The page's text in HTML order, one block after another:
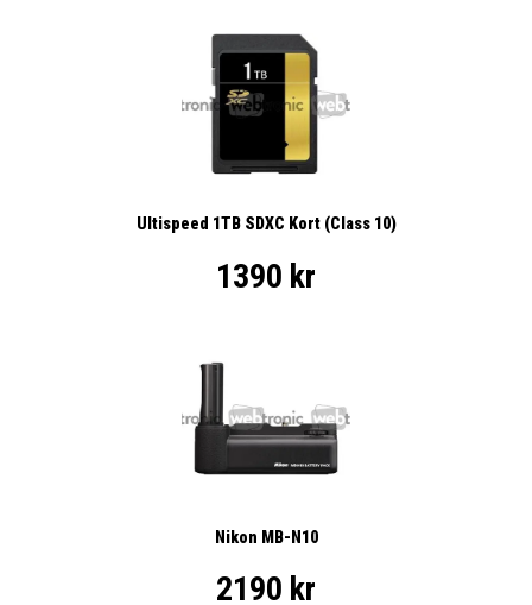
Ultispeed 1TB SDXC Kort (Class 10)
1390 kr
Nikon MB-N10
2190 kr